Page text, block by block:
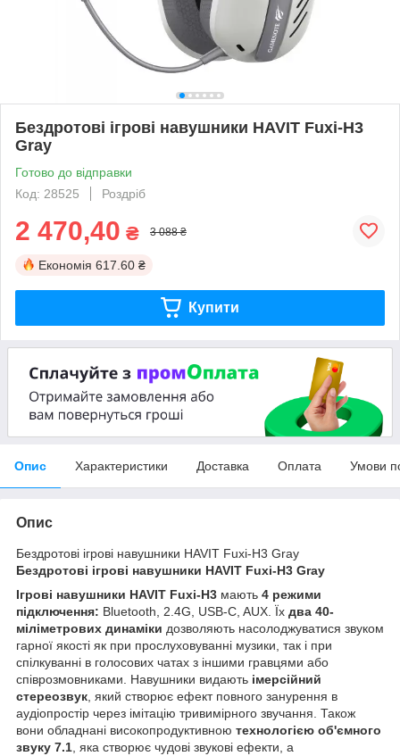
Бездротові ігрові навушники HAVIT Fuxi-H3
Gray
Готово до відправки
Код: 28525
Роздріб
2 470,40 ₴ 3 088 ₴
Економія 617.60 ₴
Купити
Опис Характеристики Доставка Оплата Умови
Опис
Бездротові ігрові навушники HAVIT Fuxi-H3 Gray
Бездротові ігрові навушники HAVIT Fuxi-H3 Gray
Ігрові навушники HAVIT Fuxi-H3 мають 4 режими
підключення: Bluetooth, 2.4G, USB-C, AUX. Їх два 40-
міліметрових динаміки дозволяють насолоджуватися звуком
гарної якості як при прослуховуванні музики, так і при
спілкуванні в голосових чатах з іншими гравцями або
співрозмовниками. Навушники видають імерсійний
стереозвук, який створює ефект повного занурення в
аудіопростір через імітацію тривимірного звучання. Також
вони обладнані високопродуктивною технологією об'ємного
звуку 7.1, яка створює чудові звукові ефекти, а